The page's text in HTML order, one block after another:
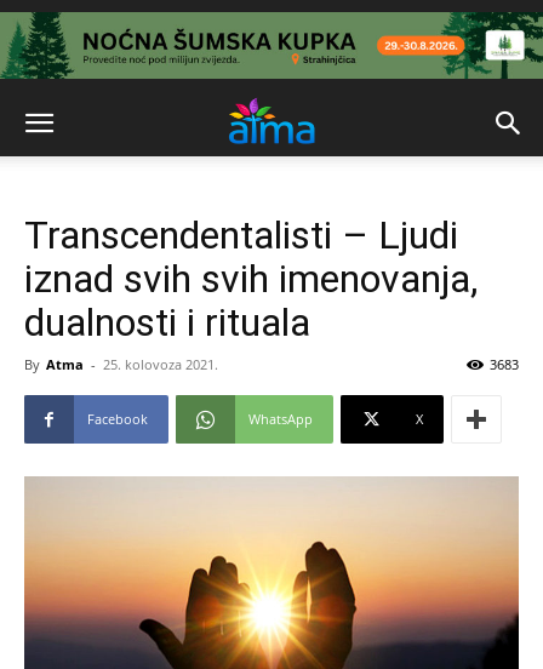
Transcendentalisti – Ljudi
iznad svih svih imenovanja,
dualnosti i rituala
By Atma - 25. kolovoza 2021. 3683
Facebook WhatsApp X